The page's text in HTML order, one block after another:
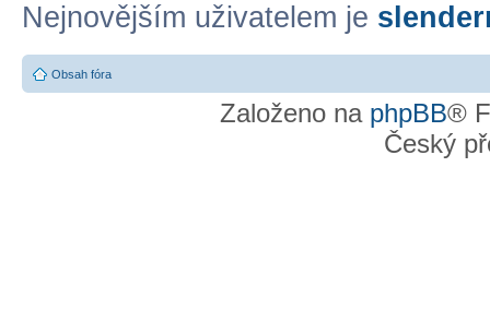
Nejnovějším uživatelem je
Obsah fóra
Založeno na phpBB®
Český